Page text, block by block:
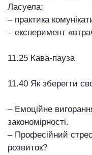
Ласуела;
– практика
– експеримент
11.25 Кава-пауза
11.40 Як зберегти
– Емоційне
закономірності.
– Професійний
розвиток?